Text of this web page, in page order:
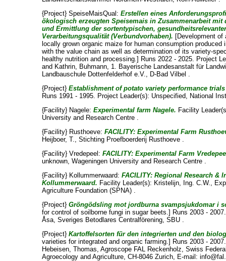
{Project} SpeiseMaisQual:Erstellen eines
ökologisch erzeugten Speisemais in Zusammenarbeit mit
und Ermittlung der sortentypischen,
Verarbeitungsqualität (Verbundvorhaben). [Development of
locally grown organic maize for human consumption produced
with the value chain as well as determination of its variety-
healthy nutrition and processing.] Runs 2022 - 2025. Project
and Kathrin, Buhmann, 1. Bayerische Landesanstalt für
Landbauschule Dottenfelderhof e.V., D-Bad Vilbel .
{Project}Establishment of potato variety performance
Runs 1991 - 1995. Project Leader(s): Unspecified, National
{Facility} Nagele:Experimental farm Nagele. Facility
University and Research Centre .
{Facility} Rusthoeve:FACILITY: Experimental Farm
Heijboer, T., Stichting Proefboerderij Rusthoeve .
{Facility} Vredepeel:FACILITY: Experimental Farm
unknown, Wageningen University and Research Centre .
{Facility} Kollummerwaard:FACILITY: Regional Research &
Kollummerwaard. Facility Leader(s): Kristelijn, Ing. C.W.,
Agriculture Foundation (SPNA) .
{Project}Gröngödsling mot jordburna svampsjukdomar i
for control of soilborne fungi in sugar beets.] Runs 2003 -
Åsa, Sveriges Betodlares Centralförening, SBU .
{Project}Kartoffelsorten für den integrierten und den
varieties for integrated and organic farming.] Runs 2003 -
Hebeisen, Thomas, Agroscope FAL Reckenholz, Swiss
Agroecology and Agriculture, CH-8046 Zurich, E-mail: